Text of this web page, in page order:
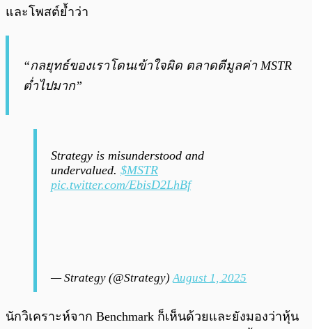
และโพสต์ย้ำว่า
“กลยุทธ์ของเราโดนเข้าใจผิด ตลาดตีมูลค่า MSTR
ต่ำไปมาก”
Strategy is misunderstood and
undervalued. $MSTR
pic.twitter.com/EbisD2LhBf
— Strategy (@Strategy)August 1, 2025
นักวิเคราะห์จาก Benchmark ก็เห็นด้วยและยังมองว่าหุ้น